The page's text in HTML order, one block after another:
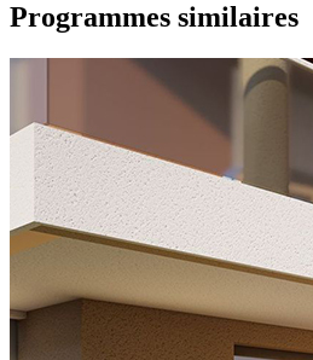
Programmes similaires